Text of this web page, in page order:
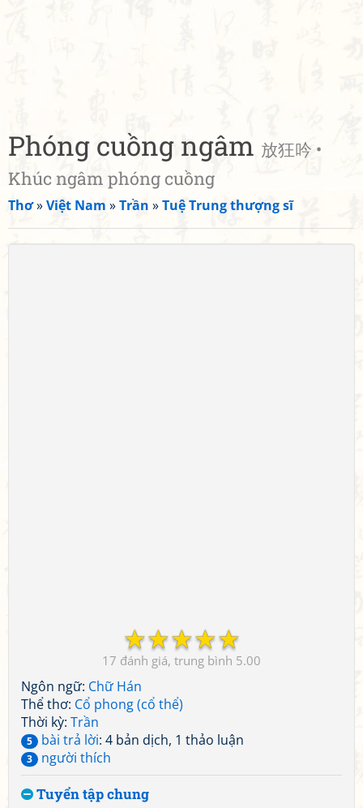
Phóng cuồng ngâm 放狂吟 •
Khúc ngâm phóng cuồng
Thơ»Việt Nam »Trần »Tuệ Trung thượng sĩ
☆
☆
☆
☆
☆
17 5.00
Ngôn ngữ: Chữ Hán
Thể thơ: Cổ phong (cổ thể)
Thời kỳ: Trần
5 bài trả lời: 4 bản dịch, 1 thảo luận
3 người thích
Tuyển tập chung